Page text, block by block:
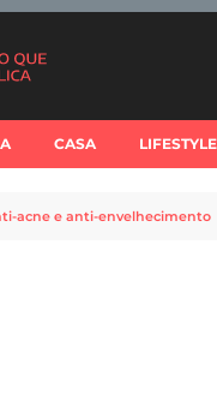
CASA LIFESTYLE
acne e anti-envelhecimento